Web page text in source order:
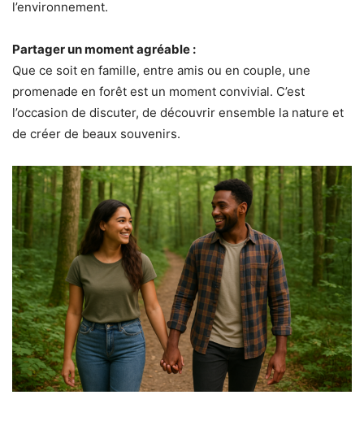
l’environnement.
Partager un moment agréable :
Que ce soit en famille, entre amis ou en couple, une
promenade en forêt est un moment convivial. C’est
l’occasion de discuter, de découvrir ensemble la nature et
de créer de beaux souvenirs.